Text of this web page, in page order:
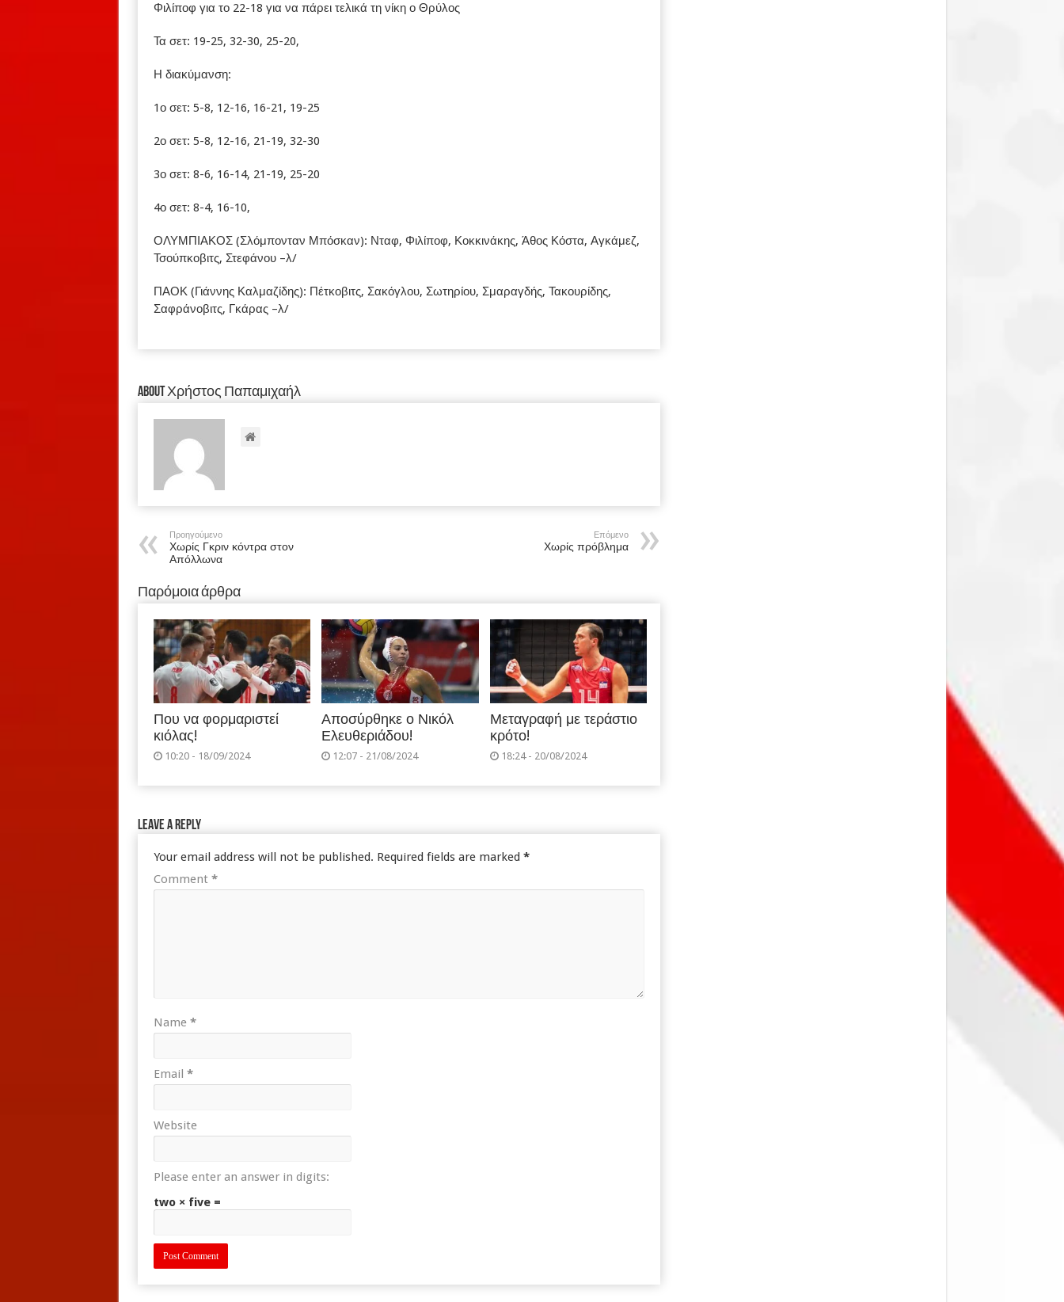
Φιλίποφ για το 22-18 για να πάρει τελικά τη νίκη ο Θρύλος
Τα σετ: 19-25, 32-30, 25-20,
Η διακύμανση:
1ο σετ: 5-8, 12-16, 16-21, 19-25
2ο σετ: 5-8, 12-16, 21-19, 32-30
3ο σετ: 8-6, 16-14, 21-19, 25-20
4ο σετ: 8-4, 16-10,
ΟΛΥΜΠΙΑΚΟΣ (Σλόμπονταν Μπόσκαν): Νταφ, Φιλίποφ, Κοκκινάκης, Άθος Κόστα, Αγκάμεζ,
Τσούπκοβιτς, Στεφάνου –λ/
ΠΑΟΚ (Γιάννης Καλμαζίδης): Πέτκοβιτς, Σακόγλου, Σωτηρίου, Σμαραγδής, Τακουρίδης,
Σαφράνοβιτς, Γκάρας –λ/
About Χρήστος Παπαμιχαήλ
Προηγούμενο
Χωρίς Γκριν κόντρα στον
Απόλλωνα
Επόμενο
Χωρίς πρόβλημα
Παρόμοια άρθρα
Που να φορμαριστεί
κιόλας!
10:20 - 18/09/2024
Αποσύρθηκε ο Νικόλ
Ελευθεριάδου!
12:07 - 21/08/2024
Μεταγραφή με τεράστιο
κρότο!
18:24 - 20/08/2024
Leave a Reply
Your email address will not be published. Required fields are marked *
Comment *
Name *
Email *
Website
Please enter an answer in digits:
two × five =